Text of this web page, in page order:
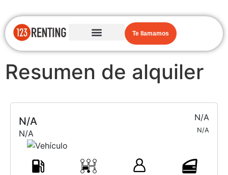
Te llamamos
Resumen de alquiler
N/A
N/A
N/A
N/A